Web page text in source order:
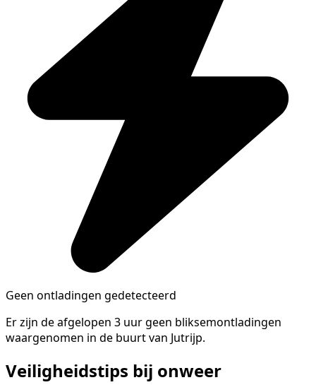
Geen ontladingen gedetecteerd
Er zijn de afgelopen 3 uur geen bliksemontladingen
waargenomen in de buurt van Jutrijp.
Veiligheidstips bij onweer